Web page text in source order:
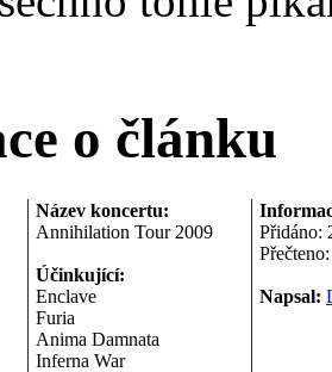
o článku
Název koncertu:
Annihilation Tour 2009
Účinkující:
Enclave
Furia
Anima Damnata
Inferna War
Přidáno:
Napsal: